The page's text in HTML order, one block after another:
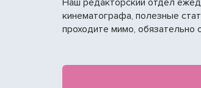
Наш редакторский отдел
кинематографа, полезные
проходите мимо, обязательно